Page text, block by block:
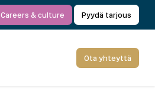
Careers & culture Pyydä tarjous
Ota yhteyttä